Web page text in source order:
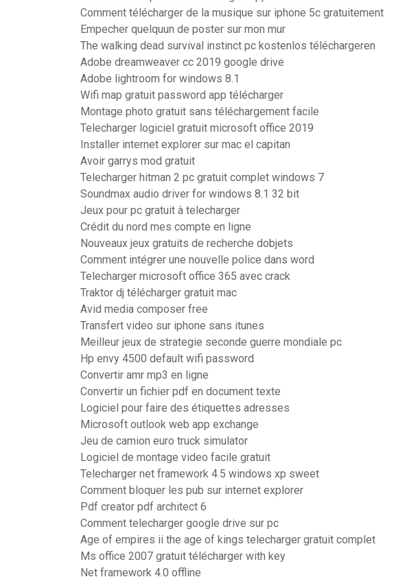
Comment télécharger de la musique sur iphone 5c gratuitement
Empecher quelquun de poster sur mon mur
The walking dead survival instinct pc kostenlos téléchargeren
Adobe dreamweaver cc 2019 google drive
Adobe lightroom for windows 8.1
Wifi map gratuit password app télécharger
Montage photo gratuit sans téléchargement facile
Telecharger logiciel gratuit microsoft office 2019
Installer internet explorer sur mac el capitan
Avoir garrys mod gratuit
Telecharger hitman 2 pc gratuit complet windows 7
Soundmax audio driver for windows 8.1 32 bit
Jeux pour pc gratuit à telecharger
Crédit du nord mes compte en ligne
Nouveaux jeux gratuits de recherche dobjets
Comment intégrer une nouvelle police dans word
Telecharger microsoft office 365 avec crack
Traktor dj télécharger gratuit mac
Avid media composer free
Transfert video sur iphone sans itunes
Meilleur jeux de strategie seconde guerre mondiale pc
Hp envy 4500 default wifi password
Convertir amr mp3 en ligne
Convertir un fichier pdf en document texte
Logiciel pour faire des étiquettes adresses
Microsoft outlook web app exchange
Jeu de camion euro truck simulator
Logiciel de montage video facile gratuit
Telecharger net framework 4.5 windows xp sweet
Comment bloquer les pub sur internet explorer
Pdf creator pdf architect 6
Comment telecharger google drive sur pc
Age of empires ii the age of kings telecharger gratuit complet
Ms office 2007 gratuit télécharger with key
Net framework 4.0 offline